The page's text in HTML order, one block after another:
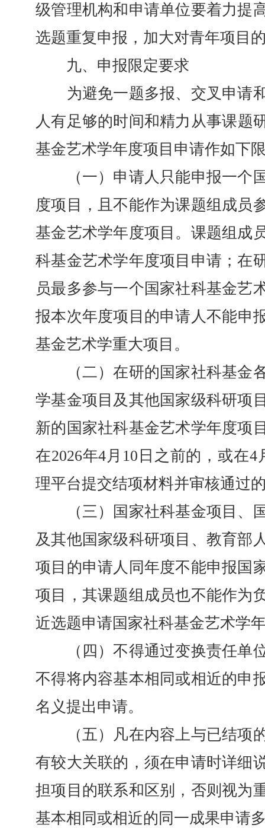
级管理机构和申请单位要着力提
选题重复申报，加大对青年项目
九、申报限定要求
为避免一题多报、交叉申请
人有足够的时间和精力从事课题
基金艺术学年度项目申请作如下
（一）申请人只能申报一个
度项目，且不能作为课题组成员
基金艺术学年度项目。课题组成
科基金艺术学年度项目申请；在
员最多参与一个国家社科基金艺
报本次年度项目的申请人不能申
基金艺术学重大项目。
（二）在研的国家社科基金
学基金项目及其他国家级科研项
新的国家社科基金艺术学年度项
在2026年4月10日之前的，或在
理平台提交结项材料并审核通过
（三）国家社科基金项目、
及其他国家级科研项目、教育部
项目的申请人同年度不能申报国
项目，其课题组成员也不能作为
近选题申请国家社科基金艺术学
（四）不得通过变换责任单
不得将内容基本相同或相近的申
名义提出申请。
（五）凡在内容上与已结项
有较大关联的，须在申请时详细
担项目的联系和区别，否则视为
基本相同或相近的同一成果申请